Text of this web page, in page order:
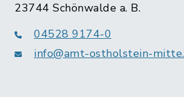
23744 Schönwalde a. B.
04528 9174-0
info@amt-ostholstein-